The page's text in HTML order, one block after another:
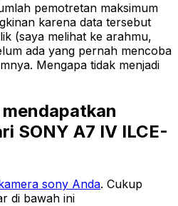
pemotretan maksimum
karena data tersebut
(saya melihat ke arahmu,
ada yang pernah mencoba
Mengapa tidak menjadi
SONY A7 IV ILCE-
sony Anda. Cukup
di bawah ini